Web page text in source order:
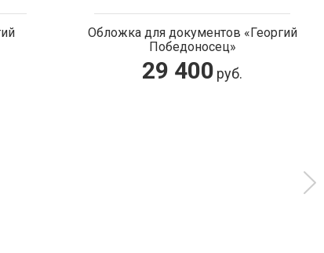
Обложка для документов «Георгий
Победоносец»
29 400 руб.